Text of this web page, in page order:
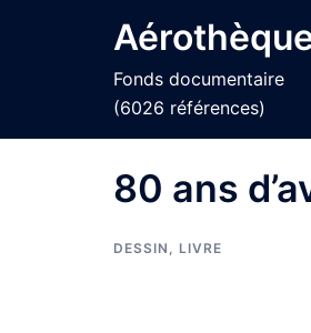
Fonds documentaire
(6026 références)
80 ans
DESSIN , LIVRE